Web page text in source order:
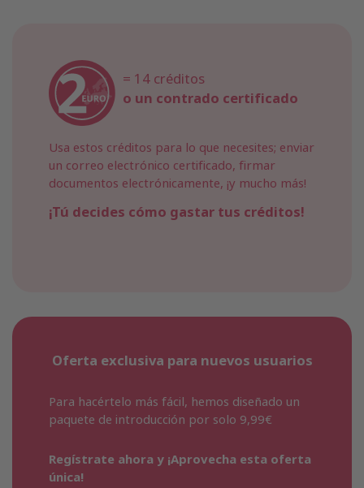
= 14 créditos
o un contrado certificado
Usa estos créditos para lo que necesites; enviar
un correo electrónico certificado, firmar
documentos electrónicamente, ¡y mucho más!
¡Tú decides cómo gastar tus créditos!
Oferta exclusiva para nuevos usuarios
Para hacértelo más fácil, hemos diseñado un
paquete de introducción por solo 9,99€
Regístrate ahora y ¡Aprovecha esta oferta
única!